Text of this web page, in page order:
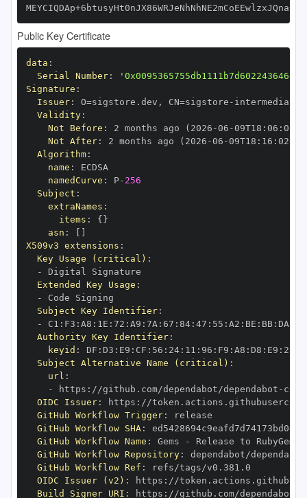
Public Key Certificate
data :
Serial Number:
Signature :
Issuer: O=sigstore.dev , CN=sigstore -
Validity:
Not Before : 2 months ago (2026 -06 -09T18 : 06 :
Not After: 2 months ago (2026 -06 -09T18 : 16 : 02+00
Algorithm:
name :
namedCurve : P- 256
Subject :
extraNames :
items : { }
asn :
X509v3 extensions :
Key Usage (critical) :
-
Extended Key Usage :
-
Subject Key Identifier:
-
C1 : F3 : A8 : 1E : 72 : A9 : 7A : 67 : 84: 47 : 55 : A2 : BE : BB: DA
Authority Key Identifier:
keyid : DF : D3 : E9 : CF : 56 : 24: 11 : 96 : F9 : A8 : D8 : E9 : 28
Subject Alternative Name (critical) :
url :
-
https : //github.com/dependabot/dependabot -
OIDC Issuer: https :
GitHub Workflow Trigger:
GitHub Workflow SHA:
GitHub Workflow Name : Gems -
GitHub Workflow Repository: dependabot/dependabot
GitHub Workflow Ref :
OIDC Issuer (v2) : https :
Build Signer URI : https : //github.com/dependabot/